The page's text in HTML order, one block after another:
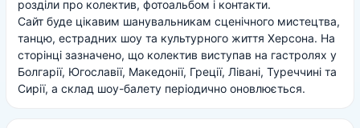
розділи про колектив, фотоальбом і контакти.
Сайт буде цікавим шанувальникам сценічного мистецтва,
танцю, естрадних шоу та культурного життя Херсона. На
сторінці зазначено, що колектив виступав на гастролях у
Болгарії, Югославії, Македонії, Греції, Лівані, Туреччині та
Сирії, а склад шоу-балету періодично оновлюється.